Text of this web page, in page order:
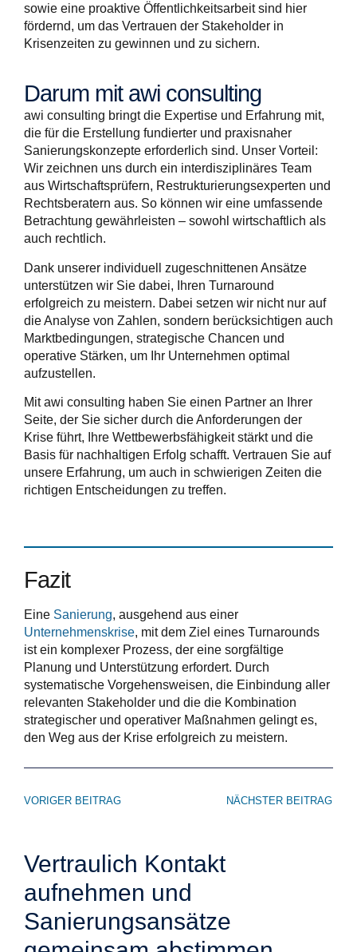
sowie eine proaktive Öffentlichkeitsarbeit sind hier
fördernd, um das Vertrauen der Stakeholder in
Krisenzeiten zu gewinnen und zu sichern.
Darum mit awi consulting
awi consulting bringt die Expertise und Erfahrung mit,
die für die Erstellung fundierter und praxisnaher
Sanierungskonzepte erforderlich sind. Unser Vorteil:
Wir zeichnen uns durch ein interdisziplinäres Team
aus Wirtschaftsprüfern, Restrukturierungsexperten und
Rechtsberatern aus. So können wir eine umfassende
Betrachtung gewährleisten – sowohl wirtschaftlich als
auch rechtlich.
Dank unserer individuell zugeschnittenen Ansätze
unterstützen wir Sie dabei, Ihren Turnaround
erfolgreich zu meistern. Dabei setzen wir nicht nur auf
die Analyse von Zahlen, sondern berücksichtigen auch
Marktbedingungen, strategische Chancen und
operative Stärken, um Ihr Unternehmen optimal
aufzustellen.
Mit awi consulting haben Sie einen Partner an Ihrer
Seite, der Sie sicher durch die Anforderungen der
Krise führt, Ihre Wettbewerbsfähigkeit stärkt und die
Basis für nachhaltigen Erfolg schafft. Vertrauen Sie auf
unsere Erfahrung, um auch in schwierigen Zeiten die
richtigen Entscheidungen zu treffen.
Fazit
Eine Sanierung, ausgehend aus einer
Unternehmenskrise, mit dem Ziel eines Turnarounds
ist ein komplexer Prozess, der eine sorgfältige
Planung und Unterstützung erfordert. Durch
systematische Vorgehensweisen, die Einbindung aller
relevanten Stakeholder und die die Kombination
strategischer und operativer Maßnahmen gelingt es,
den Weg aus der Krise erfolgreich zu meistern.
VORIGER BEITRAG NÄCHSTER BEITRAG
Vertraulich Kontakt
aufnehmen und
Sanierungsansätze